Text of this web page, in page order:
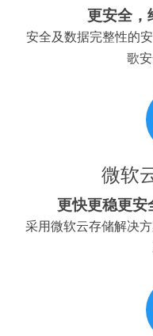
更安全，
安全及数据完整性的
歌
微软
更快更稳更安
采用微软云存储解决